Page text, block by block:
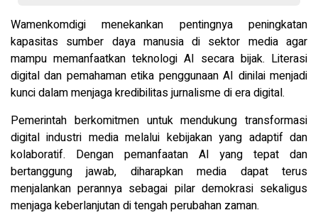
Wamenkomdigi menekankan pentingnya peningkatan
kapasitas sumber daya manusia di sektor media agar
mampu memanfaatkan teknologi AI secara bijak. Literasi
digital dan pemahaman etika penggunaan AI dinilai menjadi
kunci dalam menjaga kredibilitas jurnalisme di era digital.
Pemerintah berkomitmen untuk mendukung transformasi
digital industri media melalui kebijakan yang adaptif dan
kolaboratif. Dengan pemanfaatan AI yang tepat dan
bertanggung jawab, diharapkan media dapat terus
menjalankan perannya sebagai pilar demokrasi sekaligus
menjaga keberlanjutan di tengah perubahan zaman.